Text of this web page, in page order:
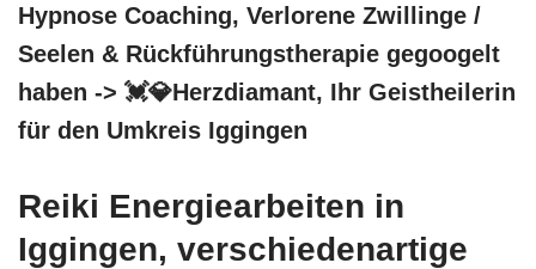
Hypnose Coaching, Verlorene Zwillinge /
Seelen & Rückführungstherapie gegoogelt
haben -> 💓️💎Herzdiamant, Ihr Geistheilerin
für den Umkreis Iggingen
Reiki Energiearbeiten in
Iggingen, verschiedenartige